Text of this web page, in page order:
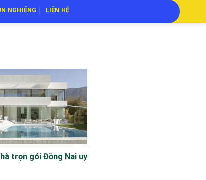
NGHIÊNG LIÊN HỆ
trọn gói Đồng Nai uy